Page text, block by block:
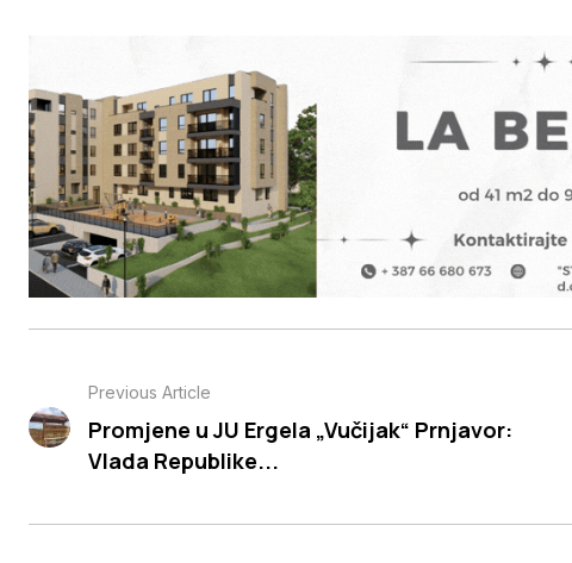
Previous Article
Promjene u JU Ergela „Vučijak“ Prnjavor:
Vlada Republike...